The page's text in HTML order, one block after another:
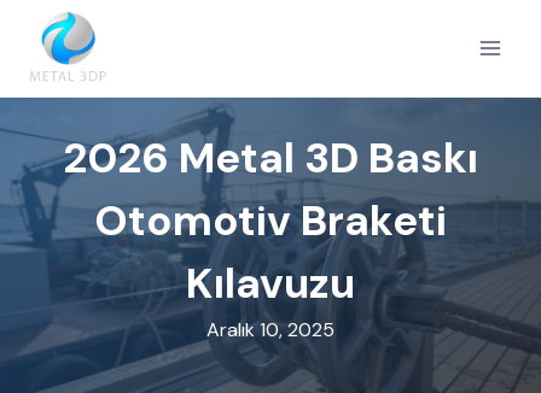
content
2026 Metal 3D Baskı
Otomotiv Braketi
Kılavuzu
Aralık 10, 2025